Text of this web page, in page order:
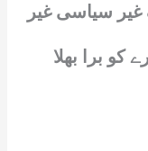
سیاسی غیر
کو برا بھلا